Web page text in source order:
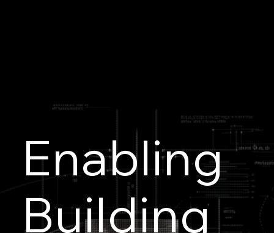
Enabling
Building